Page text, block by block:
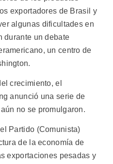
exportadores de Brasil y
algunas dificultades en
durante un debate
un centro de
crecimiento, el
anunció una serie de
no se promulgaron.
Partido (Comunista)
de la economía de
exportaciones pesadas y